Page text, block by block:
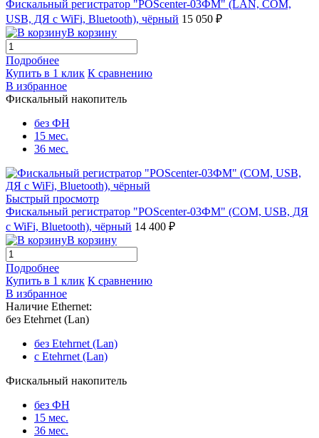
Фискальный регистратор "POScenter-03ФМ" (LAN, COM,
USB, ДЯ с WiFi, Bluetooth), чёрный 15 050 ₽
В корзину
Подробнее
Купить в 1 клик К сравнению
В избранное
Фискальный накопитель
без ФН
15 мес.
36 мес.
Быстрый просмотр
Фискальный регистратор "POScenter-03ФМ" (COM, USB, ДЯ
с WiFi, Bluetooth), чёрный 14 400 ₽
В корзину
Подробнее
Купить в 1 клик К сравнению
В избранное
Наличие Ethernet:
без Etehrnet (Lan)
без Etehrnet (Lan)
c Etehrnet (Lan)
Фискальный накопитель
без ФН
15 мес.
36 мес.